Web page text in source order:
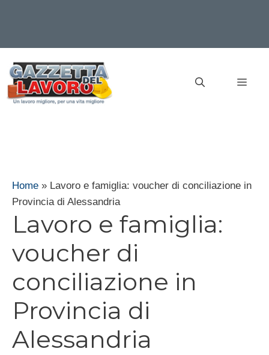
contenuto
Home » Lavoro e famiglia: voucher di conciliazione in
Provincia di Alessandria
Lavoro e famiglia:
voucher di
conciliazione in
Provincia di
Alessandria